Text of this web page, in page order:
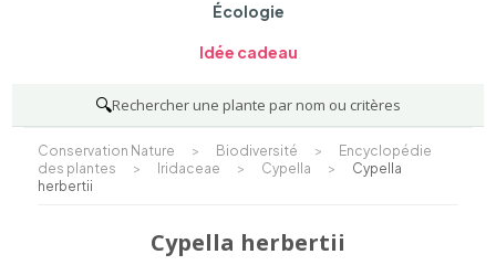
Écologie
Idée cadeau
🔍Rechercher une plante par nom ou critères
Conservation Nature > Biodiversité >
Encyclopédie
des plantes
> Iridaceae > Cypella >
Cypella
herbertii
Cypella herbertii